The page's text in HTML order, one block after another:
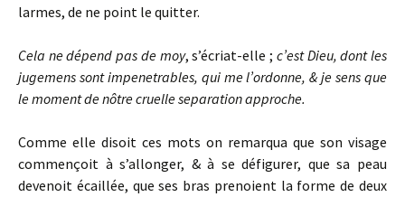
larmes, de ne point le quitter.
Cela ne dépend pas de moy, s’écriat-elle ; c’est Dieu, dont les
jugemens sont impenetrables, qui me l’ordonne, & je sens que
le moment de nôtrecruelle separation approche.
Comme elle disoit ces mots on remarqua que son visage
commençoit à s’allonger, & à se défigurer, que sa peau
devenoit écaillée, que ses bras prenoient la forme de deux